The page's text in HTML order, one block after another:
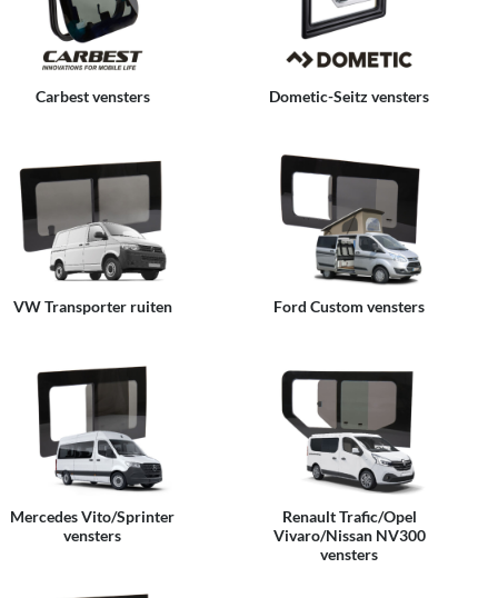
Carbest vensters Dometic-Seitz vensters
VW Transporter ruiten Ford Custom vensters
Mercedes Vito/Sprinter
vensters
Renault Trafic/Opel
Vivaro/Nissan NV300
vensters